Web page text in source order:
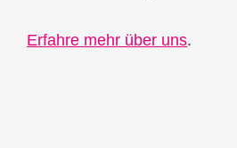
Erfahre mehr über uns.